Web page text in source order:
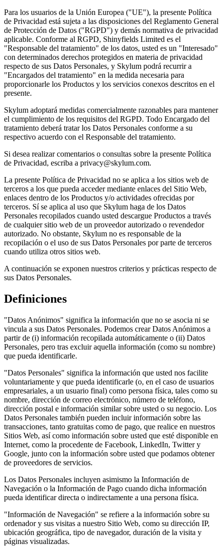
Para los usuarios de la Unión Europea ("UE"), la presente Política
de Privacidad está sujeta a las disposiciones del Reglamento General
de Protección de Datos ("RGPD") y demás normativa de privacidad
aplicable. Conforme al RGPD, Shinyfields Limited es el
"Responsable del tratamiento" de los datos, usted es un "Interesado"
con determinados derechos protegidos en materia de privacidad
respecto de sus Datos Personales, y Skylum podrá recurrir a
"Encargados del tratamiento" en la medida necesaria para
proporcionarle los Productos y los servicios conexos descritos en el
presente.
Skylum adoptará medidas comercialmente razonables para mantener
el cumplimiento de los requisitos del RGPD. Todo Encargado del
tratamiento deberá tratar los Datos Personales conforme a su
respectivo acuerdo con el Responsable del tratamiento.
Si desea realizar comentarios o consultas sobre la presente Política
de Privacidad, escriba a privacy@skylum.com.
La presente Política de Privacidad no se aplica a los sitios web de
terceros a los que pueda acceder mediante enlaces del Sitio Web,
enlaces dentro de los Productos y/o actividades ofrecidas por
terceros. Sí se aplica al uso que Skylum haga de los Datos
Personales recopilados cuando usted descargue Productos a través
de cualquier sitio web de un proveedor autorizado o revendedor
autorizado. No obstante, Skylum no es responsable de la
recopilación o el uso de sus Datos Personales por parte de terceros
cuando utiliza otros sitios web.
A continuación se exponen nuestros criterios y prácticas respecto de
sus Datos Personales.
Definiciones
"Datos Anónimos" significa la información que no se asocia ni se
vincula a sus Datos Personales. Podemos crear Datos Anónimos a
partir de (i) información recopilada automáticamente o (ii) Datos
Personales, pero tras excluir aquella información (como su nombre)
que pueda identificarle.
"Datos Personales" significa la información que usted nos facilite
voluntariamente y que pueda identificarle (o, en el caso de usuarios
empresariales, a un usuario final) como persona física, tales como su
nombre, dirección de correo electrónico, número de teléfono,
dirección postal e información similar sobre usted o su negocio. Los
Datos Personales también pueden incluir información sobre las
transacciones, tanto gratuitas como de pago, que realice en nuestros
Sitios Web, así como información sobre usted que esté disponible en
Internet, como la procedente de Facebook, LinkedIn, Twitter y
Google, junto con la información sobre usted que podamos obtener
de proveedores de servicios.
Los Datos Personales incluyen asimismo la Información de
Navegación o la Información de Pago cuando dicha información
pueda identificar directa o indirectamente a una persona física.
"Información de Navegación" se refiere a la información sobre su
ordenador y sus visitas a nuestro Sitio Web, como su dirección IP,
ubicación geográfica, tipo de navegador, duración de la visita y
páginas visualizadas.